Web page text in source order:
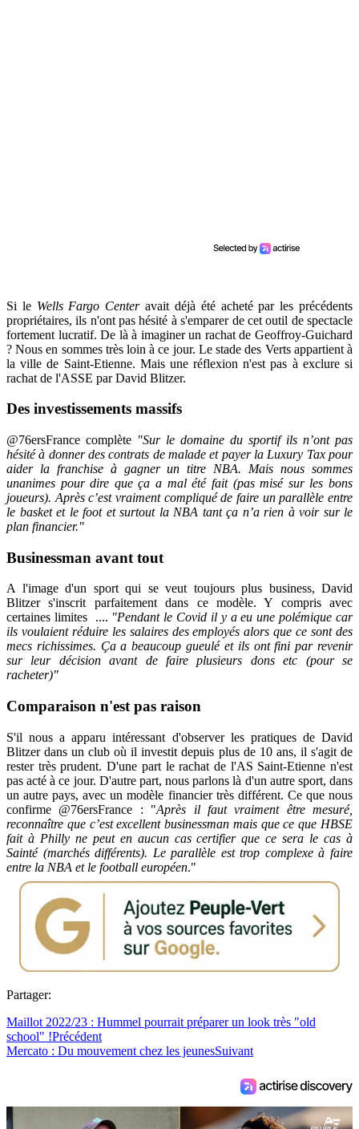
Si le Wells Fargo Centeravait déjà été acheté par les précédents
propriétaires, ils n'ont pas hésité à s'emparer de cet outil de spectacle
fortement lucratif. De là à imaginer un rachat de Geoffroy-Guichard
? Nous en sommes très loin à ce jour. Le stade des Verts appartient à
la ville de Saint-Etienne. Mais une réflexion n'est pas à exclure si
rachat de l'ASSE par David Blitzer.
Des investissements massifs
@76ersFrance complète "Sur le domaine du sportif ils n’ont pas
hésité à donner des contrats de malade et payer la Luxury Tax pour
aider la franchise à gagner un titre NBA. Mais nous sommes
unanimes pour dire que ça a mal été fait (pas misé sur les bons
joueurs). Après c’est vraiment compliqué de faire un parallèle entre
le basket et le foot et surtout la NBA tant ça n’a rien à voir sur le
plan financier."
Businessman avant tout
A l'image d'un sport qui se veut toujours plus business, David
Blitzer s'inscrit parfaitement dans ce modèle. Y compris avec
certaines limites .... "Pendant le Covid il y a eu une polémique car
ils voulaient réduire les salaires des employés alors que ce sont des
mecs richissimes. Ça a beaucoup gueulé et ils ont fini par revenir
sur leur décision avant de faire plusieurs dons etc (pour se
racheter)"
Comparaison n'est pas raison
S'il nous a apparu intéressant d'observer les pratiques de David
Blitzer dans un club où il investit depuis plus de 10 ans, il s'agit de
rester très prudent. D'une part le rachat de l'AS Saint-Etienne n'est
pas acté à ce jour. D'autre part, nous parlons là d'un autre sport, dans
un autre pays, avec un modèle financier très différent. Ce que nous
confirme @76ersFrance : "Après il faut vraiment être mesuré,
reconnaître que c’est excellent businessman mais que ce que HBSE
fait à Philly ne peut en aucun cas certifier que ce sera le cas à
Sainté (marchés différents). Le parallèle est trop complexe à faire
entre la NBA et le football européen."
Partager:
Maillot 2022/23 : Hummel pourrait préparer un look très "old
school" !Précédent
Mercato : Du mouvement chez les jeunesSuivant